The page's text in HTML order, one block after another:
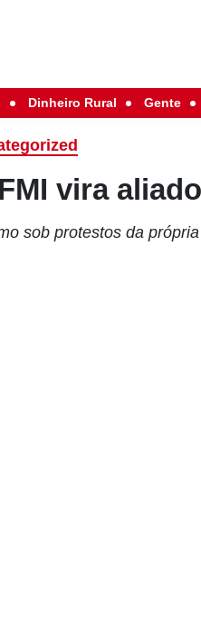
Dinheiro Rural Gente
vira aliado
sob protestos da